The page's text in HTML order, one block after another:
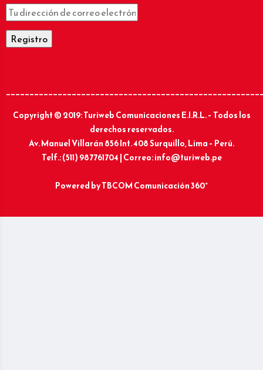
Copyright © 2019: Turiweb Comunicaciones E.I.R.L. – Todos los
derechos reservados.
Av. Manuel Villarán 856 Int. 408 Surquillo, Lima – Perú.
Telf.: (511) 987761704 | Correo: info@turiweb.pe
Powered byTBCOM Comunicación 360°